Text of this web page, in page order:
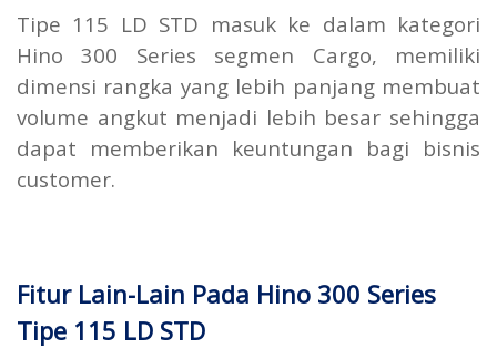
Tipe 115 LD STD masuk ke dalam kategori
Hino 300 Series segmen Cargo, memiliki
dimensi rangka yang lebih panjang membuat
volume angkut menjadi lebih besar sehingga
dapat memberikan keuntungan bagi bisnis
customer.
Fitur Lain-Lain Pada Hino 300 Series
Tipe 115 LD STD